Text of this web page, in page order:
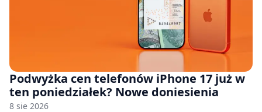
Podwyżka cen telefonów iPhone 17 już w
ten poniedziałek? Nowe doniesienia
8 sie 2026